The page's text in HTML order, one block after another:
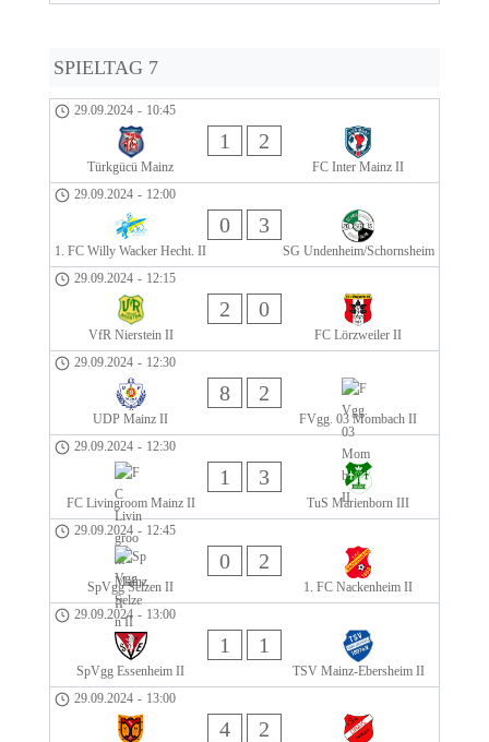
SPIELTAG 7
29.09.2024 - 10:45
Türkgücü Mainz
1 2
FC Inter Mainz II
29.09.2024 - 12:00
1. FC Willy Wacker Hecht. II
0 3
SG Undenheim/Schornsheim
29.09.2024 - 12:15
VfR Nierstein II
2 0
FC Lörzweiler II
29.09.2024 - 12:30
UDP Mainz II
8 2
FVgg. 03 Mombach II
29.09.2024 - 12:30
FC Livingroom Mainz II
1 3
TuS Marienborn III
29.09.2024 - 12:45
SpVgg Selzen II
0 2
1. FC Nackenheim II
29.09.2024 - 13:00
SpVgg Essenheim II
1 1
TSV Mainz-Ebersheim II
29.09.2024 - 13:00
4 2